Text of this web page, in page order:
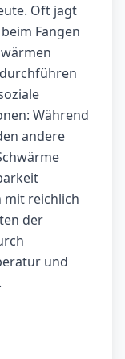
Oft jagt
Fangen
Während
andere
mit reichlich
der
und